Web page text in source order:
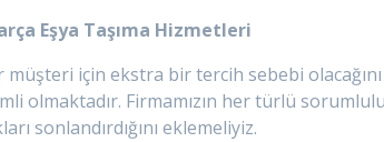
Eşya Taşıma Hizmetleri
için ekstra bir tercih sebebi
olmaktadır. Firmamızın her türlü
sonlandırdığını eklemeliyiz.